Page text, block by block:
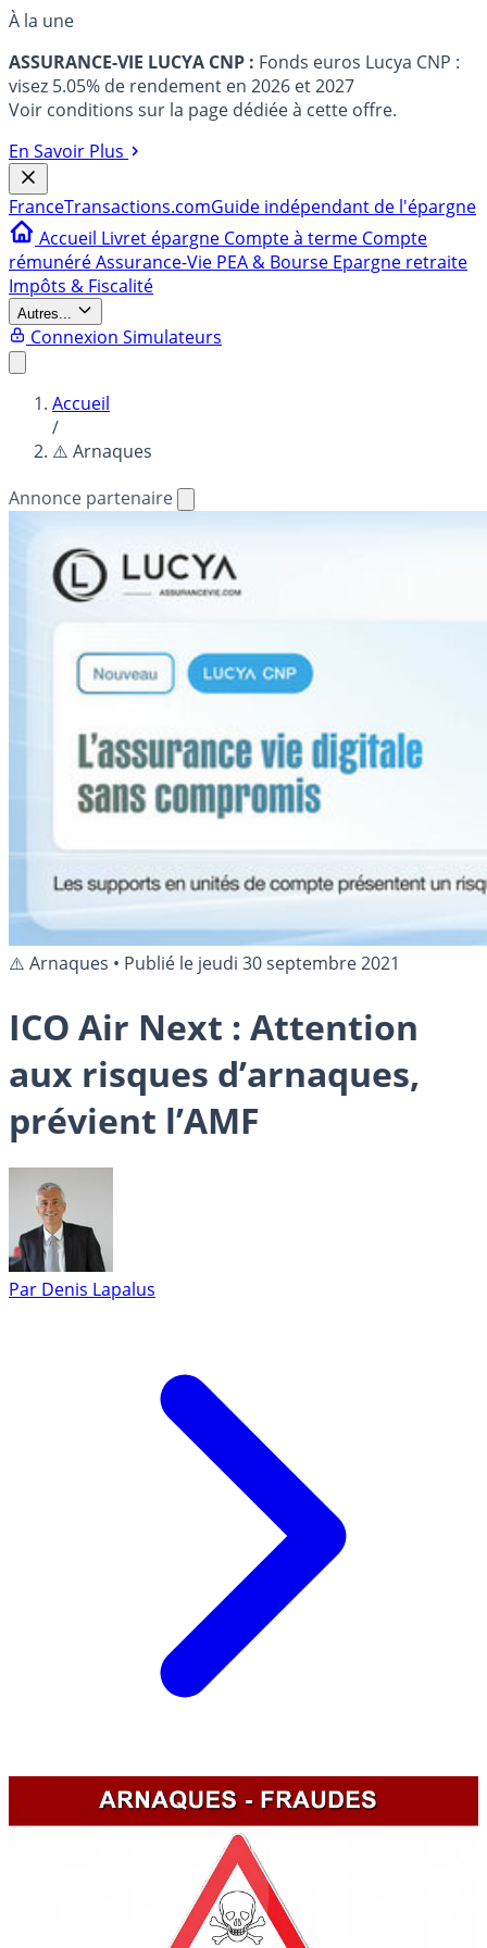
À la une
ASSURANCE-VIE LUCYA CNP : Fonds euros Lucya CNP :
visez 5.05% de rendement en 2026 et 2027
Voir conditions sur la page dédiée à cette offre.
En Savoir Plus
FranceTransactions.comGuide indépendant de l'épargne
Accueil Livret épargne Compte à terme Compte
rémunéréAssurance-Vie PEA & Bourse Epargne retraite
Impôts & Fiscalité
Autres...
Connexion Simulateurs
Accueil
/
⚠️ Arnaques
Annonce partenaire
⚠️ Arnaques • Publié le jeudi 30 septembre 2021
ICO Air Next : Attention
aux risques d’arnaques,
prévient l’AMF
Par Denis Lapalus